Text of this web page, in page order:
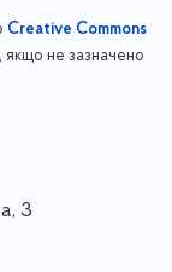
Creative Commons
, якщо не зазначено
3